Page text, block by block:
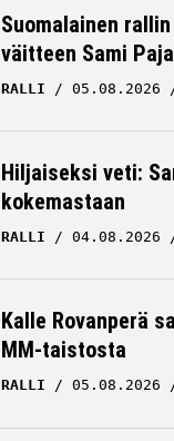
Suomalainen
väitteen Sami
RALLI 05.08.2026
Hiljaiseksi veti:
kokemastaan
RALLI 04.08.2026
Kalle Rovanperä
MM-taistosta
RALLI 05.08.2026